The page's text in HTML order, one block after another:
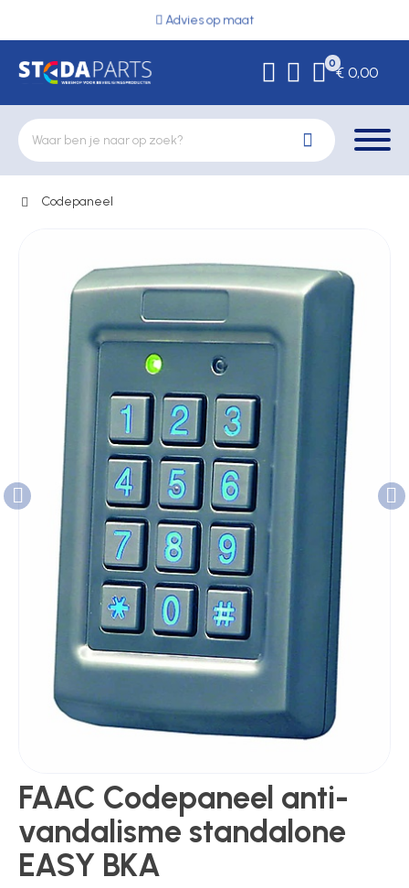
Advies op maat
0
€ 0,00
Deurbeslag
Elektrische vergrendeling
Hekwerkonderdelen
Kluizen
Poortonderdelen
Pulsgevers
Sloten
Toegangscontrole
Voedingen
Over ons
Codepaneel
FAAC Codepaneel anti-
vandalisme standalone
EASY BKA